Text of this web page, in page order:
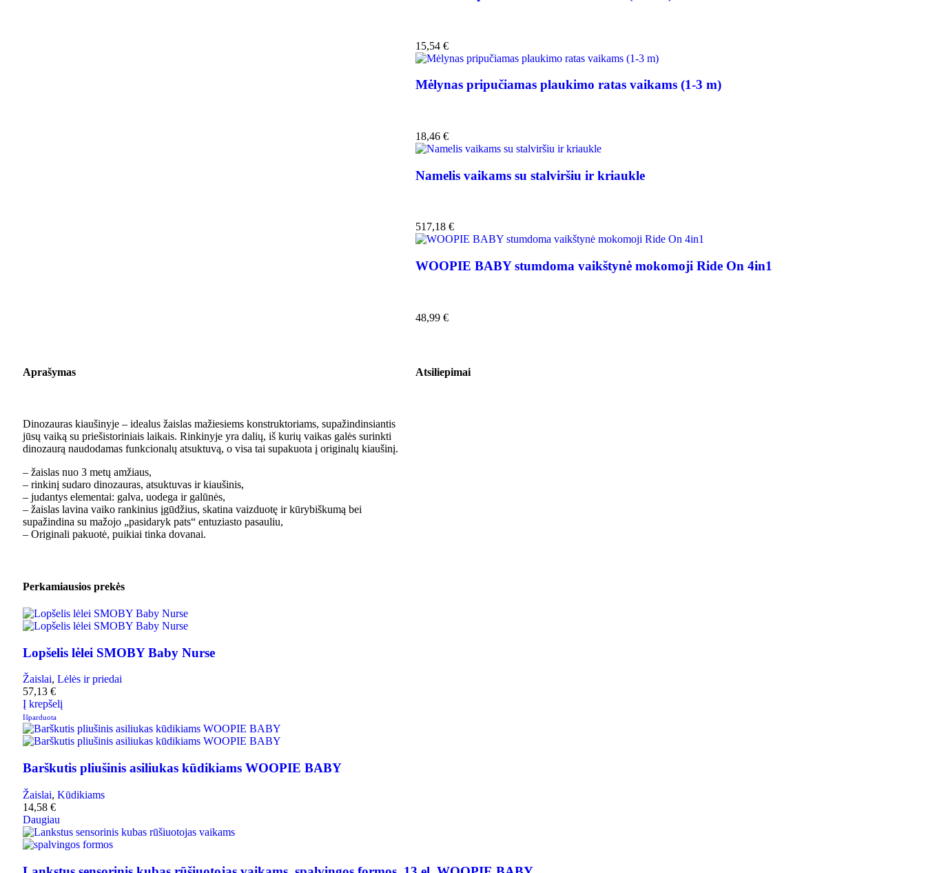
15,54 €
Mėlynas pripučiamas plaukimo ratas vaikams (1-3 m)
18,46 €
Namelis vaikams su stalviršiu ir kriaukle
517,18 €
WOOPIE BABY stumdoma vaikštynė mokomoji Ride On 4in1
48,99 €
Aprašymas
Dinozauras kiaušinyje – idealus žaislas mažiesiems konstruktoriams, supažindinsiantis
jūsų vaiką su priešistoriniais laikais. Rinkinyje yra dalių, iš kurių vaikas galės surinkti
dinozaurą naudodamas funkcionalų atsuktuvą, o visa tai supakuota į originalų kiaušinį.
– žaislas nuo 3 metų amžiaus,
– rinkinį sudaro dinozauras, atsuktuvas ir kiaušinis,
– judantys elementai: galva, uodega ir galūnės,
– žaislas lavina vaiko rankinius įgūdžius, skatina vaizduotę ir kūrybiškumą bei
supažindina su mažojo „pasidaryk pats“ entuziasto pasauliu,
– Originali pakuotė, puikiai tinka dovanai.
Atsiliepimai
Perkamiausios prekės
Lopšelis lėlei SMOBY Baby Nurse
Žaislai, Lėlės ir priedai
57,13 €
Į krepšelį
Išparduota
Barškutis pliušinis asiliukas kūdikiams WOOPIE BABY
Žaislai, Kūdikiams
14,58 €
Daugiau